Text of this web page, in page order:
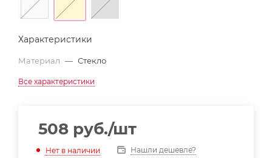
Характеристики
Материал — Стекло
Все характеристики
508 руб./шт
Нет в наличии Нашли дешевле?